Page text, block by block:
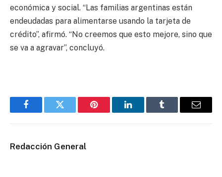
económica y social. “Las familias argentinas están
endeudadas para alimentarse usando la tarjeta de
crédito”, afirmó. “No creemos que esto mejore, sino que
se va a agravar”, concluyó.
FacebookTwitter Pinterest LinkedInTumblr Email
Redacción General